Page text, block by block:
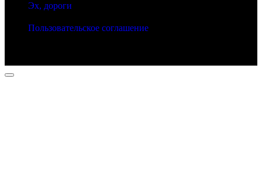
Эх, дороги
Пользовательское соглашение